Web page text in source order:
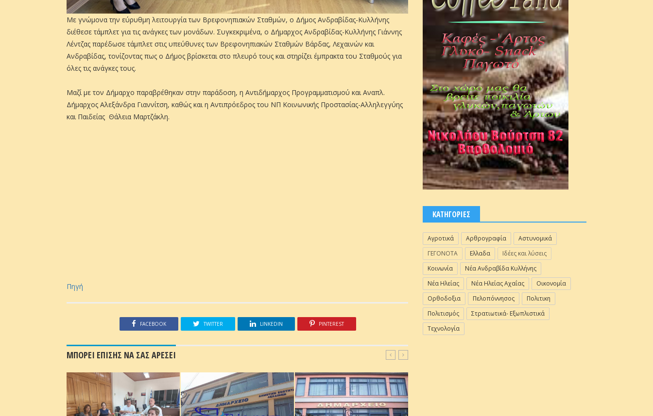
Με γνώμονα την εύρυθμη λειτουργία των Βρεφονηπιακών Σταθμών, ο Δήμος Ανδραβίδας-Κυλλήνης
διέθεσε τάμπλετ για τις ανάγκες των μονάδων. Συγκεκριμένα, ο Δήμαρχος Ανδραβίδας-Κυλλήνης Γιάννης
Λέντζας παρέδωσε τάμπλετ στις υπεύθυνες των Βρεφονηπιακών Σταθμών Βάρδας, Λεχαινών και
Ανδραβίδας, τονίζοντας πως ο Δήμος βρίσκεται στο πλευρό τους και στηρίζει έμπρακτα του Σταθμούς για
όλες τις ανάγκες τους.
Μαζί με τον Δήμαρχο παραβρέθηκαν στην παράδοση, η Αντιδήμαρχος Προγραμματισμού και Αναπλ.
Δήμαρχος Αλεξάνδρα Γιαννίτση, καθώς και η Αντιπρόεδρος του ΝΠ Κοινωνικής Προστασίας-Αλληλεγγύης
και Παιδείας Θάλεια Μαρτζάκλη.
Πηγή
FACEBOOK TWITTER LINKEDIN PINTEREST
ΜΠΟΡΕΙ ΕΠΙΣΗΣ ΝΑ ΣΑΣ ΑΡΕΣΕΙ
ΚΑΤΗΓΟΡΙΕΣ
Αγροτικά Αρθρογραφία
Αστυνομικά
ΓΕΓΟΝΟΤΑ
Ελλαδα
Ιδέες και λύσεις
Κοινωνία
Νέα Ανδραβίδα Κυλλήνης
Νέα Ηλείας
Νέα Ηλείας Αχαΐας
Οικονομία
Ορθοδοξια
Πελοπόννησος
Πολιτικη
Πολιτισμός
Στρατιωτικά- Εξωπλιστικά
Τεχνολογία